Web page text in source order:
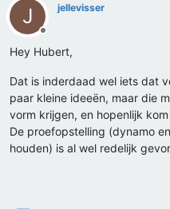
J
Offline
jellevisser
Hey Hubert,
Dat is inderdaad wel iets dat
paar kleine ideeën, maar die
vorm krijgen, en hopenlijk
De proefopstelling (dynamo
houden) is al wel redelijk